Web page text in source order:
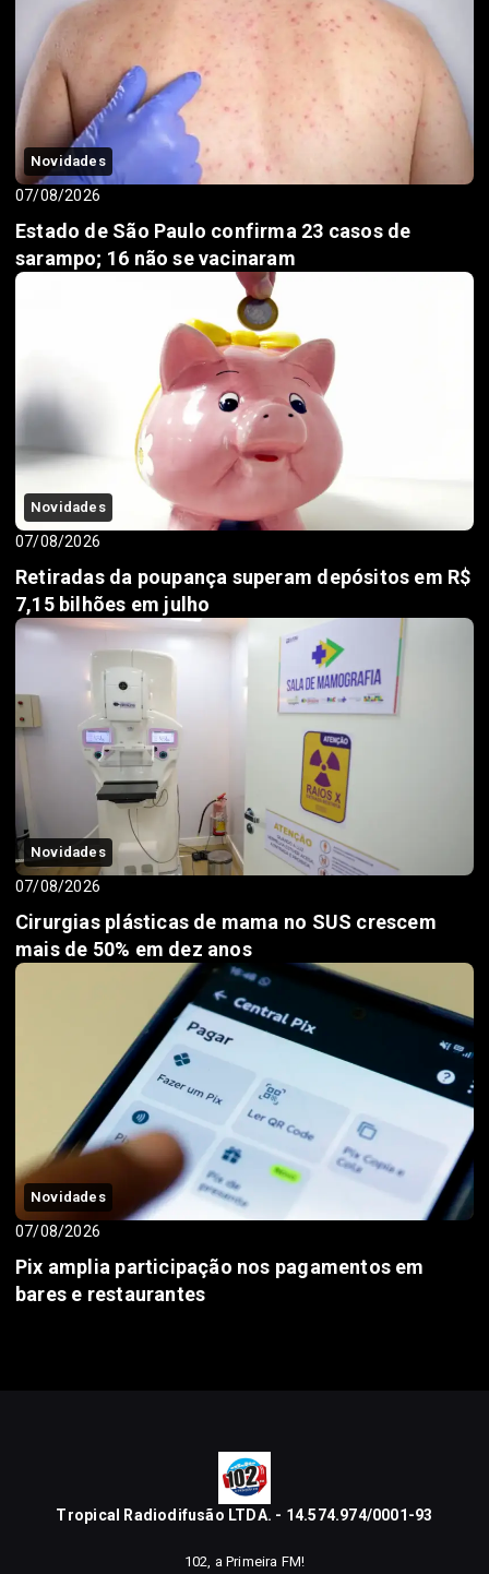
Novidades
07/08/2026
Estado de São Paulo confirma 23 casos de
sarampo; 16 não se vacinaram
Novidades
07/08/2026
Retiradas da poupança superam depósitos em R$
7,15 bilhões em julho
Novidades
07/08/2026
Cirurgias plásticas de mama no SUS crescem
mais de 50% em dez anos
Novidades
07/08/2026
Pix amplia participação nos pagamentos em
bares e restaurantes
Tropical Radiodifusão LTDA. - 14.574.974/0001-93
102, a Primeira FM!